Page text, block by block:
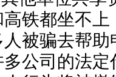
铁都坐不上
被骗去帮
公司的法